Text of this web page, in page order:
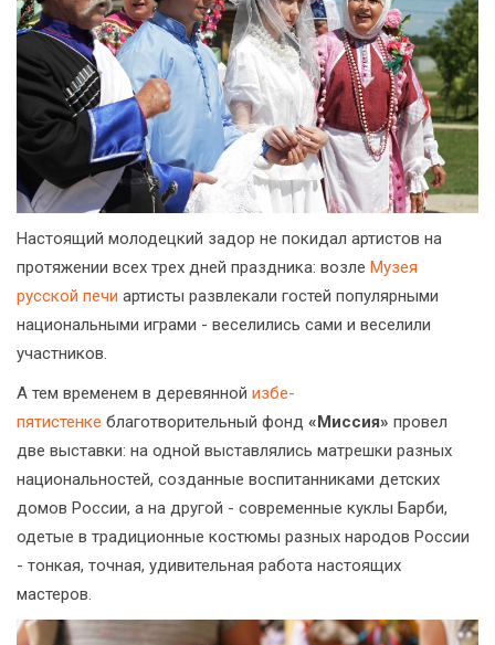
Настоящий молодецкий задор не покидал артистов на
протяжении всех трех дней праздника: возле Музея
русской печи артисты развлекали гостей популярными
национальными играми - веселились сами и веселили
участников.
А тем временем в деревянной избе-
пятистенке благотворительный фонд «Миссия» провел
две выставки: на одной выставлялись матрешки разных
национальностей, созданные воспитанниками детских
домов России, а на другой - современные куклы Барби,
одетые в традиционные костюмы разных народов России
- тонкая, точная, удивительная работа настоящих
мастеров.